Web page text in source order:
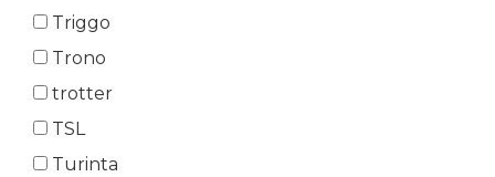
Triggo
Trono
trotter
TSL
Turinta